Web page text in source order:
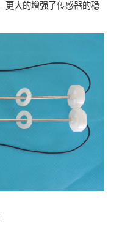
更大的增强了传感器的稳